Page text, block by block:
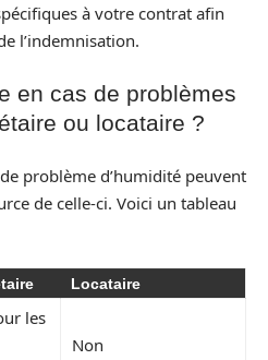
à votre contrat afin
l’indemnisation.
en cas de problèmes
ou locataire ?
problème d’humidité peuvent
de celle-ci. Voici un tableau
Locataire
les
Non